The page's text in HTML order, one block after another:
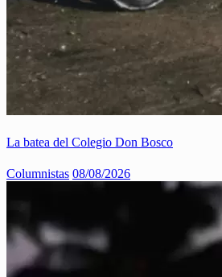
La batea del Colegio Don Bosco
Columnistas 08/08/2026